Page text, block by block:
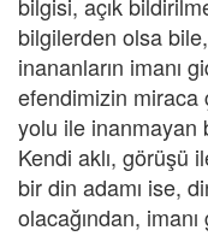
bilgilerden olsa
inananların imanı
efendimizin miraca
yolu ile inanmayan
Kendi aklı, görüşü
bir din adamı ise,
olacağından,